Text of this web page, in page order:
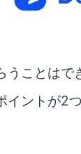
ことはで
ントが2つ